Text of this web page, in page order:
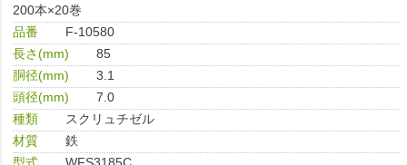
200本×20巻
品番
F-10580
長さ(mm)
85
胴径(mm)
3.1
頭径(mm)
7.0
種類
スクリュチゼル
材質
鉄